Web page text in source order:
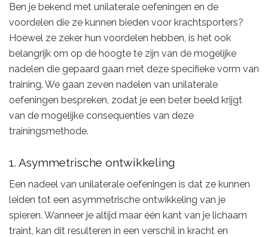
Ben je bekend met unilaterale oefeningen en de
voordelen die ze kunnen bieden voor krachtsporters?
Hoewel ze zeker hun voordelen hebben, is het ook
belangrijk om op de hoogte te zijn van de mogelijke
nadelen die gepaard gaan met deze specifieke vorm van
training. We gaan zeven nadelen van unilaterale
oefeningen bespreken, zodat je een beter beeld krijgt
van de mogelijke consequenties van deze
trainingsmethode.
1. Asymmetrische ontwikkeling
Een nadeel van unilaterale oefeningen is dat ze kunnen
leiden tot een asymmetrische ontwikkeling van je
spieren. Wanneer je altijd maar één kant van je lichaam
traint, kan dit resulteren in een verschil in kracht en